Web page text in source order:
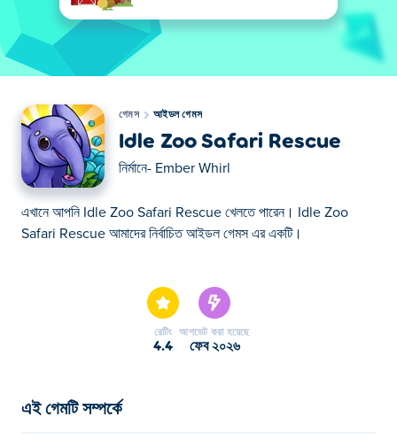
গেমস আইডল গেমস
Idle Zoo Safari Rescue
নির্মানে- Ember Whirl
এখানে আপনি Idle Zoo Safari Rescue খেলতে পারেন। Idle Zoo
Safari Rescue আমাদের নির্বাচিত আইডল গেমস এর একটি।
রেটিং
4.4
আপডেট করা হয়েছে
ফেব ২০২৬
এই গেমটি সম্পর্কে